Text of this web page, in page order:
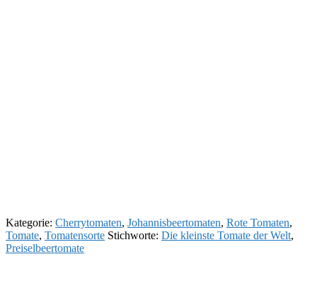
Kategorie: Cherrytomaten, Johannisbeertomaten, Rote Tomaten,
Tomate, Tomatensorte Stichworte: Die kleinste Tomate der Welt,
Preiselbeertomate